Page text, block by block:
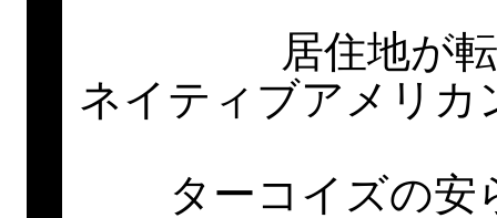
居住地が
ネイティブアメリカ
ターコイズの安